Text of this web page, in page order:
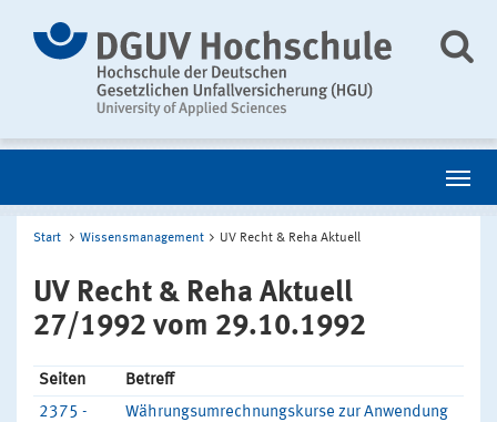
Start Wissensmanagement UV Recht & Reha Aktuell
UV Recht & Reha Aktuell
27/1992 vom 29.10.1992
Seiten
Betreff
2375 -
Währungsumrechnungskurse zur Anwendung